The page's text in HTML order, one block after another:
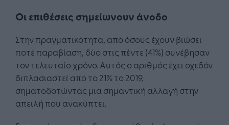
Οι επιθέσεις σημείωνουν άνοδο
Στην πραγματικότητα, από όσους έχουν βιώσει
ποτέ παραβίαση, δύο στις πέντε (41%) συνέβησαν
τον τελευταίο χρόνο. Αυτός ο αριθμός έχει σχεδόν
διπλασιαστεί από το 21% το 2019,
σηματοδοτώντας μια σημαντική αλλαγή στην
απειλή που ανακύπτει.